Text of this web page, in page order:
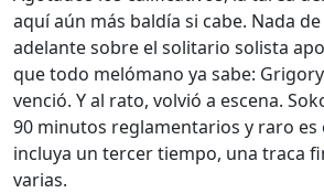
aquí aún más baldía si cabe. Nada
adelante sobre el solitario solista
que todo melómano ya sabe:
venció. Y al rato, volvió a escena.
90 minutos reglamentarios y raro es
incluya un tercer tiempo, una traca
varias.